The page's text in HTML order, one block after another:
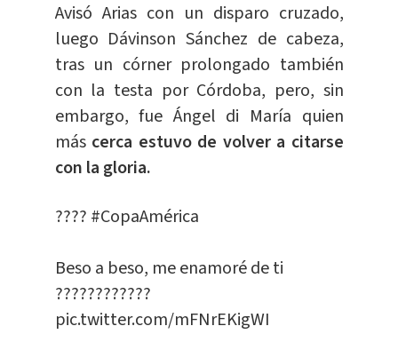
Avisó Arias con un disparo cruzado,
luego Dávinson Sánchez de cabeza,
tras un córner prolongado también
con la testa por Córdoba, pero, sin
embargo, fue Ángel di María quien
más cerca estuvo de volver a citarse
con la gloria.
???? #CopaAmérica
Beso a beso, me enamoré de ti
????????????
pic.twitter.com/mFNrEKigWI